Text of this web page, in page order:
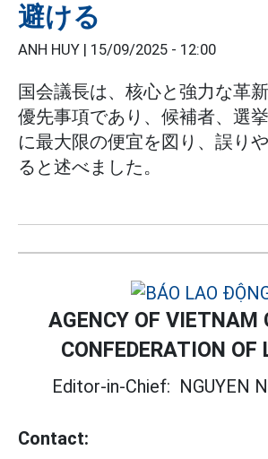
避ける
ANH HUY | 15/09/2025 - 12:00
国会議長は、核心と強力な革
優先事項であり、候補者、選
に最大限の便宜を図り、誤り
ると述べました。
AGENCY OF VIETNAM
CONFEDERATION OF
Editor-in-Chief: NGUYEN
Contact: